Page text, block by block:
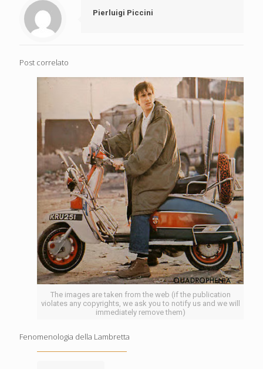
Pierluigi Piccini
Post correlato
The images are taken from the web (if the publication
violates any copyrights, we ask you to notify us and we will
immediately remove them)
Fenomenologia della Lambretta